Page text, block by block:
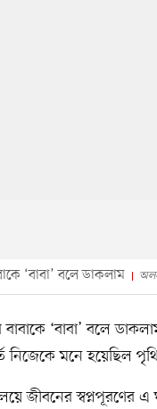
‘বাবা’ বলে ডাকলাম
‘বাবা’ বলে
নিজেকে মনে হয়েছিল
জীবনের স্বপ্নপূরণের